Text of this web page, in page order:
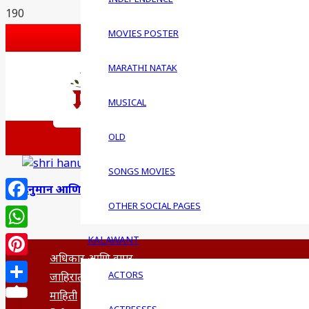
PINTEREST
BLOGSPOT
MOVIES POSTER
MARATHI NATAK
MUSICAL
OLD
SONGS MOVIES
OTHER SOCIAL PAGES
KALAWANT
ACTORS
हनुमान आणि समर्थ रामदास
अधिकार आणि वापर
जाहिरात
माहिती
Facebook
WhatsApp
Pinterest
Share